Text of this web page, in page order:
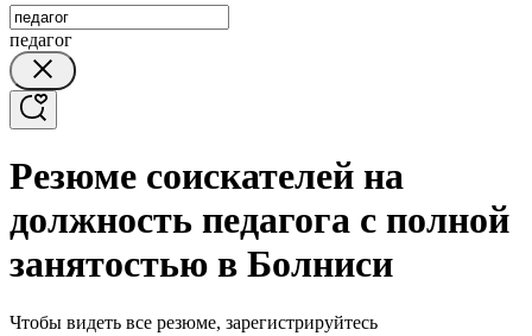
педагог
Резюме соискателей на
должность педагога с полной
занятостью в Болниси
Чтобы видеть все резюме, зарегистрируйтесь